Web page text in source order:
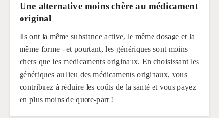
Une alternative moins chère au médicament
original
Ils ont la même substance active, le même dosage et la
même forme - et pourtant, les génériques sont moins
chers que les médicaments originaux. En choisissant les
génériques au lieu des médicaments originaux, vous
contribuez à réduire les coûts de la santé et vous payez
en plus moins de quote-part !